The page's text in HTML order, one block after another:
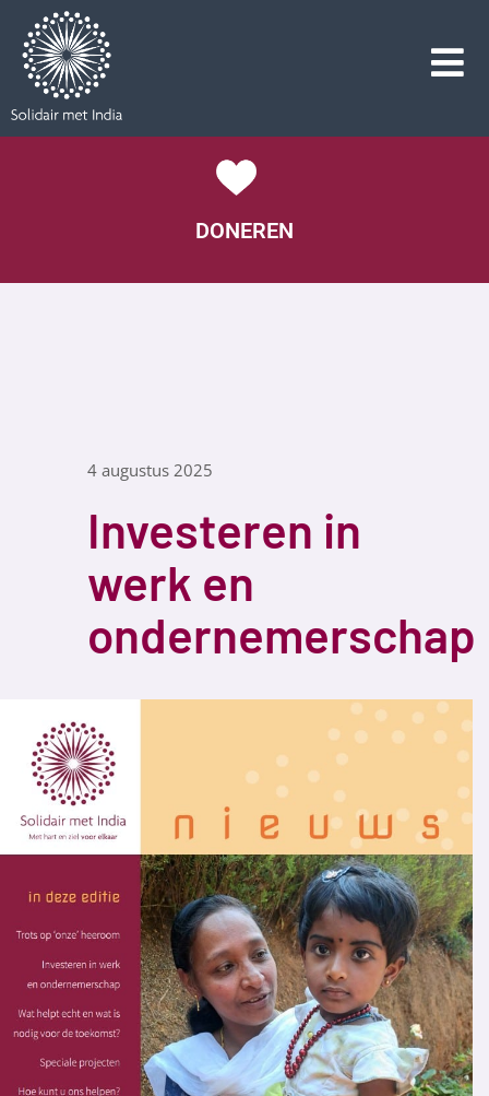
DONEREN
4 augustus 2025
Investeren in
werk en
ondernemerschap